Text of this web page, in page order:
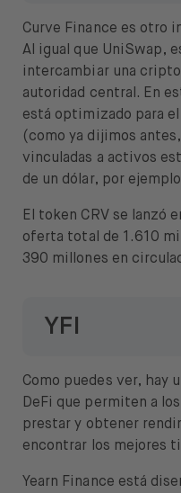
Curve Finance es otro
Al igual que UniSwap,
intercambiar una
autoridad central. En
está optimizado para
(como ya dijimos
vinculadas a activos
de un dólar, por
El token CRV se lanzó
oferta total de 1.610
390 millones en
YFI
Como puedes ver, hay
DeFi que permiten a
prestar y obtener
encontrar los mejores
Yearn Finance está